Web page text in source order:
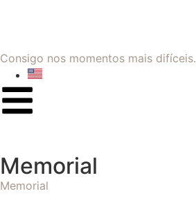
Consigo nos momentos mais difíceis.
Memorial
Memorial